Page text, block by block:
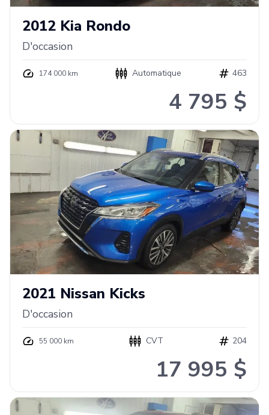
2012 Kia Rondo
D'occasion
174 000 km Automatique 463
4 795 $
2021 Nissan Kicks
D'occasion
55 000 km CVT 204
17 995 $